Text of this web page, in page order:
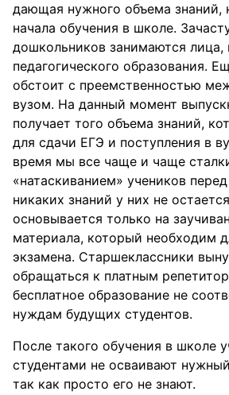
дающая нужного объема знаний,
начала обучения в школе.
дошкольников занимаются лица,
педагогического образования.
обстоит с преемственностью
вузом. На данный момент
получает того объема знаний,
для сдачи ЕГЭ и поступления в
время мы все чаще и чаще
«натаскиванием» учеников
никаких знаний у них не
основывается только на
материала, который необходим
экзамена. Старшеклассники
обращаться к платным
бесплатное образование не
нуждам будущих студентов.
После такого обучения в школе
студентами не осваивают
так как просто его не знают.